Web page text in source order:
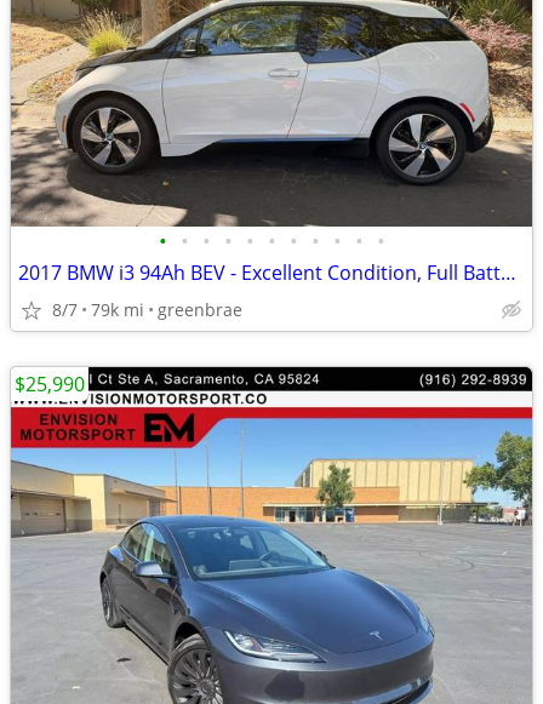
• • • • • • • • • • •
2017 BMW i3 94Ah BEV - Excellent Condition, Full Battery Capacity
8/7 79k mi greenbrae
$25,990